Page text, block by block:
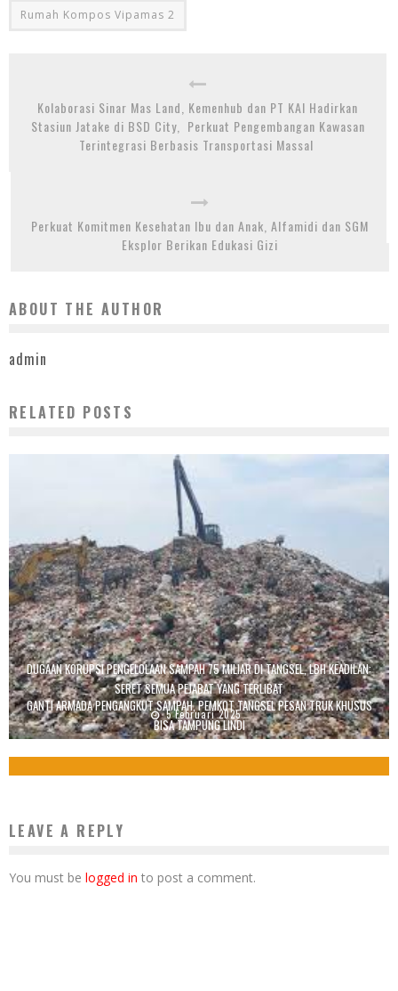
Rumah Kompos Vipamas 2
Kolaborasi Sinar Mas Land, Kemenhub dan PT KAI Hadirkan
Stasiun Jatake di BSD City, Perkuat Pengembangan Kawasan
Terintegrasi Berbasis Transportasi Massal
Perkuat Komitmen Kesehatan Ibu dan Anak, Alfamidi dan SGM
Eksplor Berikan Edukasi Gizi
ABOUT THE AUTHOR
admin
RELATED POSTS
DUGAAN KORUPSI PENGELOLAAN SAMPAH 75 MILIAR DI TANGSEL, LBH KEADILAN:
SERET SEMUA PEJABAT YANG TERLIBAT
5 Februari 2025
GANTI ARMADA PENGANGKUT SAMPAH, PEMKOT TANGSEL PESAN TRUK KHUSUS
BISA TAMPUNG LINDI
LEAVE A REPLY
You must be logged in to post a comment.